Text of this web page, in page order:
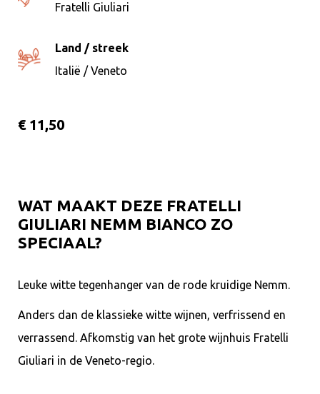
Fratelli Giuliari
Land / streek
Italië / Veneto
€ 11,50
WAT MAAKT DEZE FRATELLI
GIULIARI NEMM BIANCO ZO
SPECIAAL?
Leuke witte tegenhanger van de rode kruidige Nemm.
Anders dan de klassieke witte wijnen, verfrissend en
verrassend. Afkomstig van het grote wijnhuis Fratelli
Giuliari in de Veneto-regio.